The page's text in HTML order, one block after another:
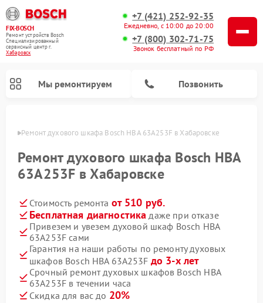
FIX-BOSCH
Ремонт устройств Bosch
Специализированный
cервисный центр г.
Хабаровск
+7 (421) 252-92-35
Ежедневно, с 10:00 до 20:00
+7 (800) 302-71-75
Звонок бесплатный по РФ
Мы ремонтируем Позвонить
Ремонт духового шкафа Bosch HBA 63A253F в Хабаровске
Ремонт духового шкафа Bosch HBA
63A253F в Хабаровске
Стоимость ремонта от 510 руб.
Бесплатная диагностика даже при отказе
Привезем и увезем духовой шкаф Bosch HBA
63A253F сами
Гарантия на наши работы по ремонту духовых
шкафов Bosch HBA 63A253F до 3-х лет
Срочный ремонт духовых шкафов Bosch HBA
63A253F в течении часа
Скидка для вас до 20%